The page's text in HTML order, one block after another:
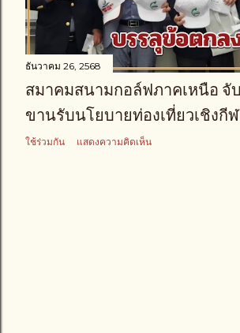
ม
ธันวาคม 26, 2568
สมาคมสนามกอล์ฟภาคเหนือ
ขานรับนโยบายท่องเที่ยวเชิงกี
ใช้ร่วมกัน แสดงความคิดเห็น